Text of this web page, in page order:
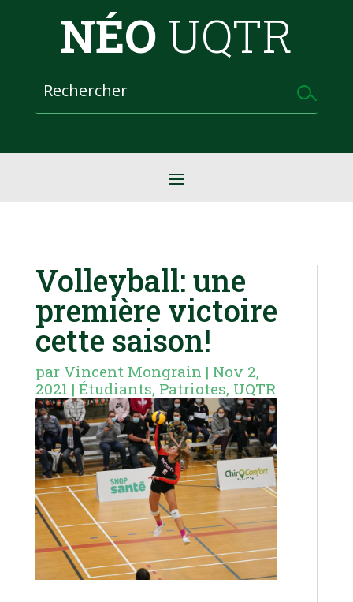
NÉO UQTR
Volleyball: une
première victoire
cette saison!
par Vincent Mongrain | Nov 2,
2021 | Étudiants, Patriotes, UQTR